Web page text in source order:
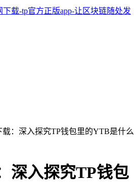
载：深入探究TP钱包里的YTB是什么
深入探究TP钱包